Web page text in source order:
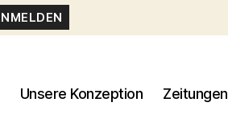
Unsere Konzeption Zeitungen